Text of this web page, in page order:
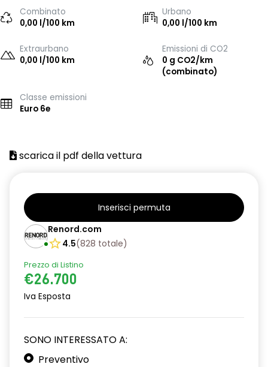
Combinato
0,00 l/100 km
Urbano
0,00 l/100 km
Extraurbano
0,00 l/100 km
Emissioni di CO2
0 g CO2/km
(combinato)
Classe emissioni
Euro 6e
scarica il pdf della vettura
Inserisci permuta
Renord.com
4.5(828 totale)
Prezzo di Listino
€26.700
Iva Esposta
SONO INTERESSATO A:
Preventivo